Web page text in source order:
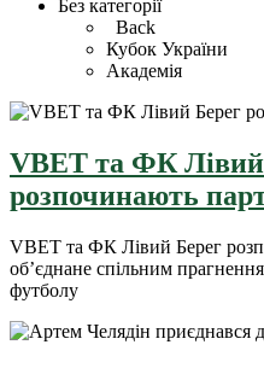
Без категорії
Back
Кубок України
Академія
VBET та ФК Лівий
розпочинають
VBET та ФК Лівий Берег
об’єднане спільним
футболу